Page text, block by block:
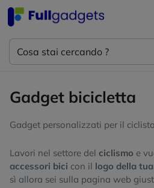
Gadget bicicletta
Gadget personalizzati per il ciclista
Lavori nel settore del ciclismo e
accessori bici con il logo della
sì allora sei sulla pagina web